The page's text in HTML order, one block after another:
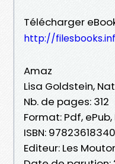
Télécharger
http://
Amaz
Lisa Goldstein,
Nb. de pages: 312
Format: Pdf, ePub,
ISBN:
Editeur: Les